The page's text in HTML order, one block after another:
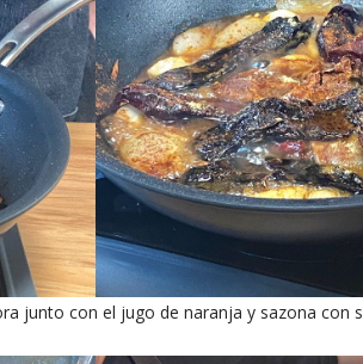
junto con el jugo de naranja y sazona con